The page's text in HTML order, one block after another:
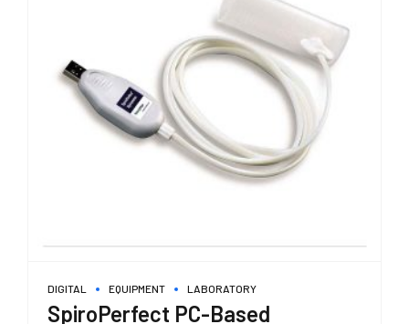
DIGITAL EQUIPMENT LABORATORY
SpiroPerfect PC-Based